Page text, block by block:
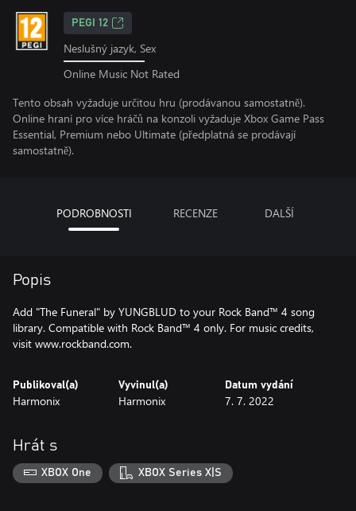
PEGI 12
Neslušný jazyk, Sex
Online Music Not Rated
Tento obsah vyžaduje určitou hru (prodávanou samostatně).
Online hraní pro více hráčů na konzoli vyžaduje Xbox Game Pass
Essential, Premium nebo Ultimate (předplatná se prodávají
samostatně).
PODROBNOSTI RECENZE DALŠÍ
Popis
Add "The Funeral" by YUNGBLUD to your Rock Band™ 4 song
library. Compatible with Rock Band™ 4 only. For music credits,
visit www.rockband.com.
Publikoval(a)
Harmonix
Vyvinul(a)
Harmonix
Datum vydání
7. 7. 2022
Hrát s
XBOX One XBOX Series X|S